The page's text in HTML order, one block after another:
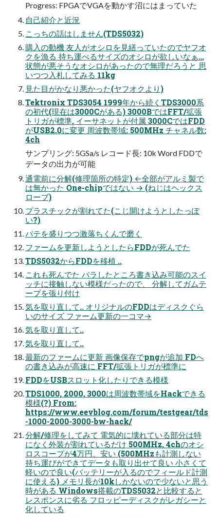
Progress: FPGAでVGAを動かす沼にはまっていた
自己紹介と近況
こっちの話はしません(TDS5032)
購入の動機 友人がオシロを見繕っていたのでヤフオ
クを漁る 持ち運べるサイズのオシロが欲しいなぁ…
状態が悪そうなオシロがあったので無理だろうと 思
いつつ入札してみる 11kg
見た目がかなり悪かった(ヤフオクより)
Tektronix TDS3054 1999年から続くTDS3000系
の初代(現在は3000Cがある) 3000BではFFT/拡張
トリガが標準, イーサネットが付属 3000CではFDD
がUSB2.0に変更 周波数帯域: 500MHz チャネル数:
4ch
サンプリング: 5GSa/s レコード長: 10k Word FDDで
データの出力が可能
通電前に分解(修理箇所の特定) ←全部がアルミ製で
は無かった One-chipではない → (ねじはヘックス
ローブ)
プラスチックが割れてた(こじ開けようとしたっぽ
い?)
パテを盛りつつ激落ちくんで磨く
ファームを更新しようとしたらFDDが死んでた
TDS5032からFDDを移植 ..
これも死んでた バラしたところ書き込み可能のスイ
ッチに接触しない模様だったので、 分解してガムテ
ープを張り付け
気を取り直して.. オリジナルのFDDはディスクぐら
いのサイズ ファーム更新の一コマ→
気を取り直して..
気を取り直して..
最新のファームに更新 画像保存でpngが追加 FDへ
の書き込みが高速に FFT/拡張トリガが標準に
FDDをUSBスロット化したりできる模様
TDS1000, 2000, 3000は周波数帯域をHackできる
模様(?) From:
https://www.eevblog.com/forum/testgear/tds
-1000-2000-3000-bw-hack/
分解/修理をしてみて 電気的に壊れている部分は特
になく外装が割れているだけ 500MHz, 4chのオシ
ロスコープが4万円、安い (500MHzも計測しない
持ち運びができてデータも取り出せて良い 小さくて
軽いので良い(バッテリーが入るのでフィールド計測
に使える) メモリ長が10kしかないので少ないと思う
時がある Windows搭載のTDS5032と比較すると
レスポンスに劣る フロッピーディスクがレガシーと
化している